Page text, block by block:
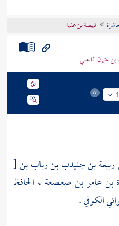
قبيصة بن عقبة
عثمان الذهبي
بن جنيدب بن رباب بن[
عامر بن صعصعة ، الحافظ
الكوفي .